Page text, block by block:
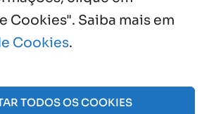
Cookies". Saiba mais em
Cookies.
TODOS OS COOKIES